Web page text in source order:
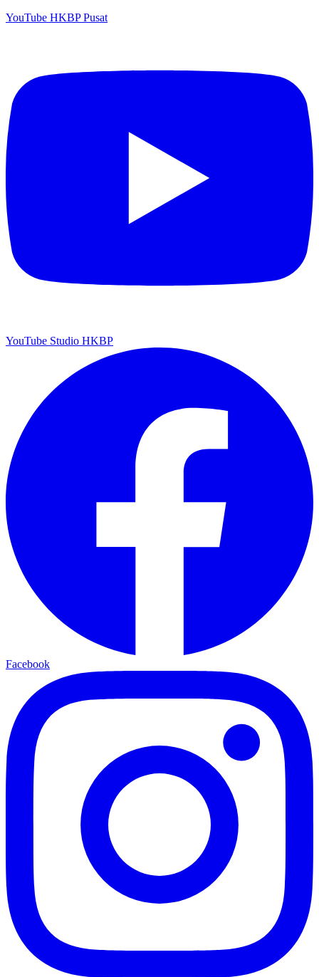
YouTube HKBP Pusat
YouTube Studio HKBP
Facebook